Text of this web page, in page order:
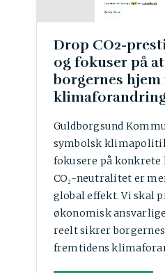
Drop CO2-
og fokuser på
borgernes hjem
Guldborgsund
symbolsk
fokusere på
CO₂-neutralitet er
global effekt. Vi skal
økonomisk
reelt sikrer
fremtidens